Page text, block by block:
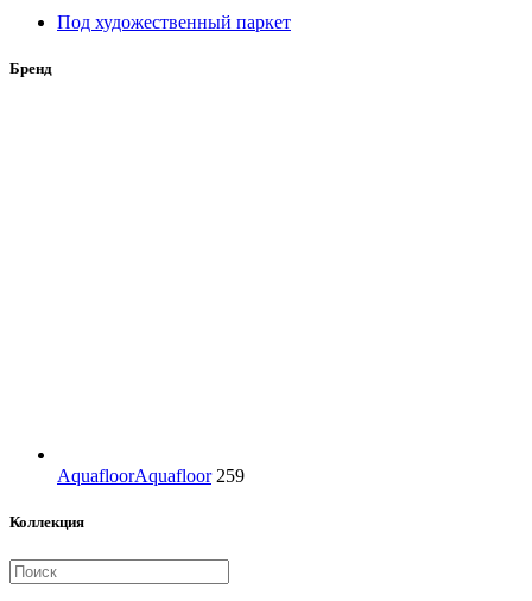
Под художественный паркет
Бренд
AquafloorAquafloor 259
Коллекция